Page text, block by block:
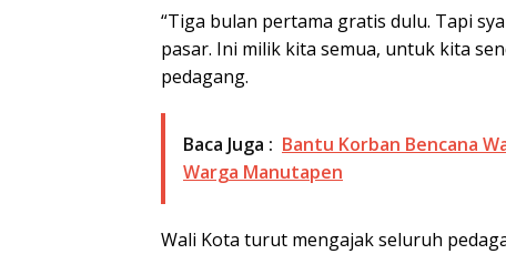
“Tiga bulan pertama gratis dulu. Tapi
pasar. Ini milik kita semua, untuk kita
pedagang.
Baca Juga : Bantu Korban Bencana
Warga Manutapen
Wali Kota turut mengajak seluruh